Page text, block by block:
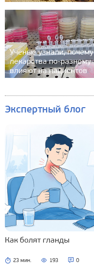
Учёные узнали, почему
лекарства по-разному
влияют на пациентов
Экспертный блог
Как болят гланды
23 мин. 193 0